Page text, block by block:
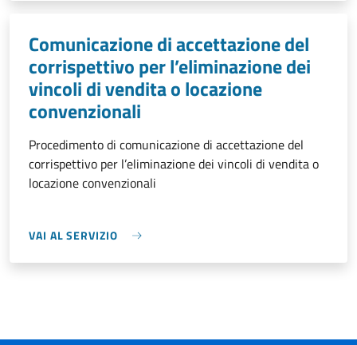
Comunicazione di accettazione del
corrispettivo per l’eliminazione dei
vincoli di vendita o locazione
convenzionali
Procedimento di comunicazione di accettazione del
corrispettivo per l’eliminazione dei vincoli di vendita o
locazione convenzionali
VAI AL SERVIZIO